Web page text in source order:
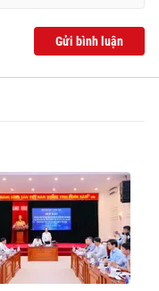
Gửi bình luận